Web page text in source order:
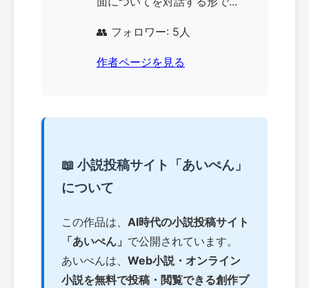
👥 フォロワー: 5人
作者ページを見る
📖 小説投稿サイト「あいぺん」
について
この作品は、 AI時代の小説投稿サイト
「あいぺん」 で公開されています。
あいぺんは、 Web小説・オンライン
小説を無料で投稿・閲覧できる創作プ